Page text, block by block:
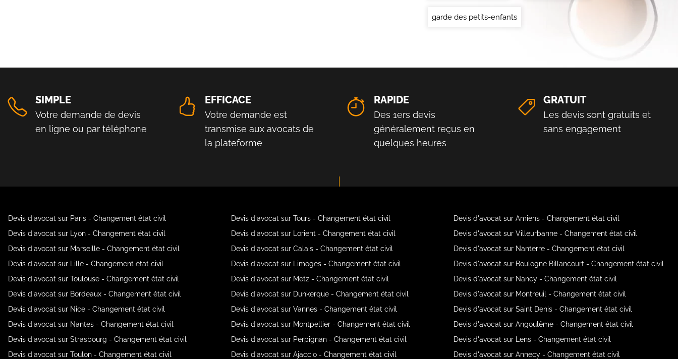
garde des petits-enfants
SIMPLE
Votre demande de devis
en ligne ou par téléphone
EFFICACE
Votre demande est
transmise aux avocats de
la plateforme
RAPIDE
Des 1ers devis
généralement reçus en
quelques heures
GRATUIT
Les devis sont gratuits et
sans engagement
Devis d'avocat sur Paris - Changement état civil
Devis d'avocat sur Lyon - Changement état civil
Devis d'avocat sur Marseille - Changement état civil
Devis d'avocat sur Lille - Changement état civil
Devis d'avocat sur Toulouse - Changement état civil
Devis d'avocat sur Bordeaux - Changement état civil
Devis d'avocat sur Nice - Changement état civil
Devis d'avocat sur Nantes - Changement état civil
Devis d'avocat sur Strasbourg - Changement état civil
Devis d'avocat sur Toulon - Changement état civil
Devis d'avocat sur Tours - Changement état civil
Devis d'avocat sur Lorient - Changement état civil
Devis d'avocat sur Calais - Changement état civil
Devis d'avocat sur Limoges - Changement état civil
Devis d'avocat sur Metz - Changement état civil
Devis d'avocat sur Dunkerque - Changement état civil
Devis d'avocat sur Vannes - Changement état civil
Devis d'avocat sur Montpellier - Changement état civil
Devis d'avocat sur Perpignan - Changement état civil
Devis d'avocat sur Ajaccio - Changement état civil
Devis d'avocat sur Amiens - Changement état civil
Devis d'avocat sur Villeurbanne - Changement état civil
Devis d'avocat sur Nanterre - Changement état civil
Devis d'avocat sur Boulogne Billancourt - Changement état civil
Devis d'avocat sur Nancy - Changement état civil
Devis d'avocat sur Montreuil - Changement état civil
Devis d'avocat sur Saint Denis - Changement état civil
Devis d'avocat sur Angoulême - Changement état civil
Devis d'avocat sur Lens - Changement état civil
Devis d'avocat sur Annecy - Changement état civil